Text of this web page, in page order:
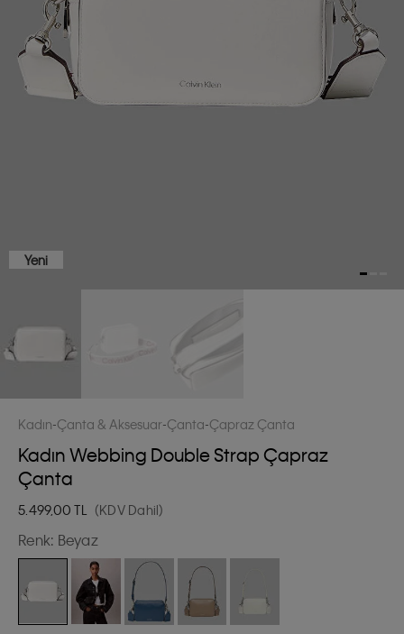
Yeni
Kadın Çanta & Aksesuar Çanta Çapraz Çanta
Kadın Webbing Double Strap Çapraz
Çanta
5.499,00 TL (KDV Dahil)
Renk: Beyaz